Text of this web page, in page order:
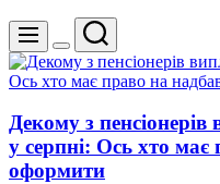
Меню
Перемикач
кольорового
режиму
Пошук
Декому з
у серпні: Ось хто має
оформити